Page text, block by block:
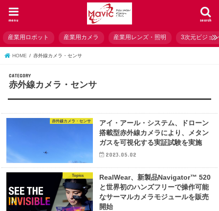
search
menu
産業用ロボット 産業用カメラ 産業用レンズ・照明 3次元ビジョ
HOME 赤外線カメラ・センサ
赤外線カメラ・センサ
赤外線カメラ・センサ
アイ・アール・システム、ドローン
搭載型赤外線カメラにより、メタン
ガスを可視化する実証試験を実施
2023.05.02
Topics
RealWear、新製品Navigator™ 520
と世界初のハンズフリーで操作可能
なサーマルカメラモジュールを販売
開始